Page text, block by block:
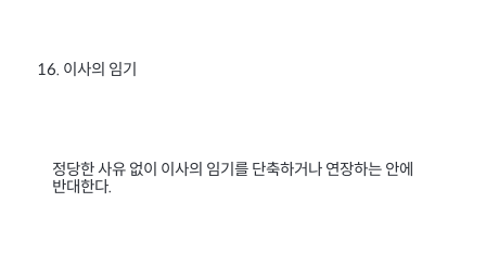
16. 이사의 임기
정당한 사유 없이 이사의 임기를 단축하거나 연장하는 안에
반대한다.